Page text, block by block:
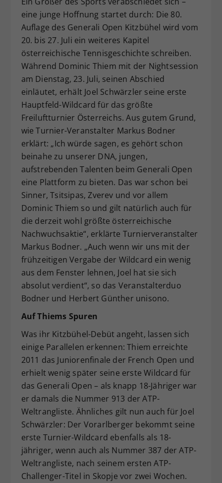
eine junge Hoffnung startet durch: Die 80.
Auflage des Generali Open Kitzbühel wird vom
20. bis 27. Juli ein weiteres Kapitel
österreichische Tennisgeschichte schreiben.
Während Dominic Thiem mit der Nightsession
am Dienstag, 23. Juli, seinen Abschied
einläutet, erhält Joel Schwärzler seine erste
Hauptfeld-Wildcard für das größte
Freiluftturnier Österreichs. Aus gutem Grund,
wie Turnier-Veranstalter Markus Bodner
erklärt: „Ich würde sagen, es gehört schon
beinahe zu unserer DNA, jungen,
aufstrebenden Talenten beim Generali Open
eine Plattform zu bieten. Das war schon bei
Sinner, Tsitsipas, Zverev und vor allem
Dominic Thiem so und gilt natürlich auch für
die derzeit wohl größte österreichische
Nachwuchsaktie“, erklärte Turnierveranstalter
Markus Bodner. „Auch wenn wir uns mit der
frühzeitigen Vergabe der Wildcard ein wenig
aus dem Fenster lehnen, Joel hat sie sich
absolut verdient“, so das Veranstalterduo
Bodner und Herbert Günther unisono.
Auf Thiems Spuren
Was ihr Kitzbühel-Debüt angeht, lassen sich
einige Parallelen erkennen: Thiem erreichte
2011 das Juniorenfinale der French Open und
erhielt wenig später seine erste Wildcard für
das Generali Open – als knapp 18-Jähriger war
er damals die Nummer 913 der ATP-
Weltrangliste. Ähnliches gilt nun auch für Joel
Schwärzler: Der Vorarlberger bekommt seine
erste Turnier-Wildcard ebenfalls als 18-
jähriger, wenn auch als Nummer 387 der ATP-
Weltrangliste, nach seinem ersten ATP-
Challenger-Titel in Skopje vor zwei Wochen.
Zweck
Dieser Wert speichert Ihre Consent-
Einstellungen. Unter anderem eine
zufällig generierte ID, für die
historische Speicherung Ihrer
vorgenommen Einstellungen, falls der
Webseiten-Betreiber dies eingestellt
hat.